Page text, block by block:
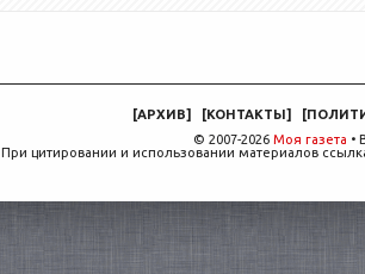
[АРХИВ] [КОНТАКТЫ] [
© 2007-2026 Моя газета •
При цитировании и использовании материалов